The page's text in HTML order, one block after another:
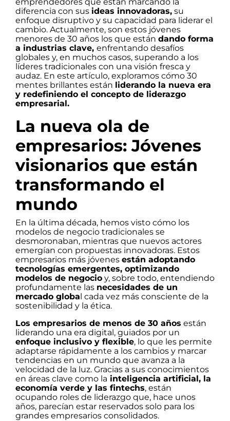
diferencia con sus ideas innovadoras, su
enfoque disruptivo y su capacidad para liderar el
cambio. Actualmente, son estos jóvenes
menores de 30 años los que están dando forma
a industrias clave, enfrentando desafíos
globales y, en muchos casos, superando a los
líderes tradicionales con una visión fresca y
audaz. En este artículo, exploramos cómo 30
mentes brillantes están liderando la nueva era
y redefiniendo el concepto de liderazgo
empresarial.
La nueva ola de
empresarios: Jóvenes
visionarios que están
transformando el
mundo
En la última década, hemos visto cómo los
modelos de negocio tradicionales se
desmoronaban, mientras que nuevos actores
emergían con propuestas innovadoras. Estos
empresarios más jóvenes están adoptando
tecnologías emergentes, optimizando
modelos de negocio y, sobre todo, entendiendo
profundamente las necesidades de un
mercado global cada vez más consciente de la
sostenibilidad y la ética.
Los empresarios de menos de 30 años están
liderando una era digital, guiados por un
enfoque inclusivo y flexible, lo que les permite
adaptarse rápidamente a los cambios y marcar
tendencias en un mundo que avanza a la
velocidad de la luz. Gracias a sus conocimientos
en áreas clave como la inteligencia artificial, la
economía verde y las fintechs, están
ocupando roles de liderazgo que, hace unos
años, parecían estar reservados solo para los
grandes empresarios consolidados.